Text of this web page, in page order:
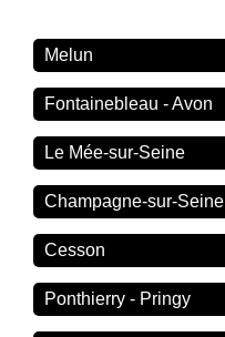
Melun
Fontainebleau - Avon
Le Mée-sur-Seine
Champagne-sur-Seine
Cesson
Ponthierry - Pringy